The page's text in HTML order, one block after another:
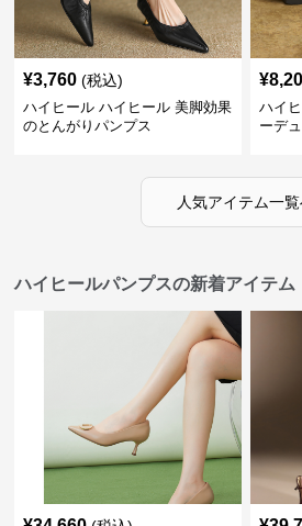
¥3,760 (税込)
ハイヒール ハイヒール 美脚効果
のとんがりパンプス
¥
ハイ
ーデ
人気アイテム一
ハイヒールパンプスの新着アイテム